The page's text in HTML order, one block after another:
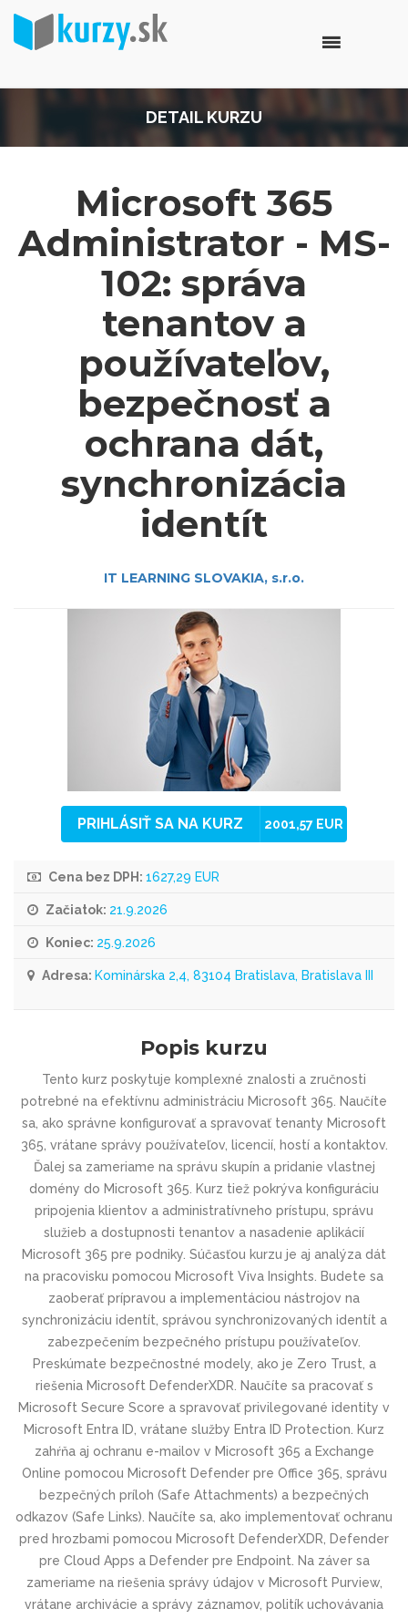
DETAIL KURZU
Microsoft 365
Administrator - MS-
102: správa
tenantov a
používateľov,
bezpečnosť a
ochrana dát,
synchronizácia
identít
IT LEARNING SLOVAKIA, s.r.o.
PRIHLÁSIŤ SA NA KURZ 2001,57 EUR
Cena bez DPH: 1627,29 EUR
Začiatok: 21.9.2026
Koniec: 25.9.2026
Adresa: Kominárska 2,4, 83104 Bratislava, Bratislava III
Popis kurzu
Tento kurz poskytuje komplexné znalosti a zručnosti
potrebné na efektívnu administráciu Microsoft 365. Naučíte
sa, ako správne konfigurovať a spravovať tenanty Microsoft
365, vrátane správy používateľov, licencií, hostí a kontaktov.
Ďalej sa zameriame na správu skupín a pridanie vlastnej
domény do Microsoft 365. Kurz tiež pokrýva konfiguráciu
pripojenia klientov a administratívneho prístupu, správu
služieb a dostupnosti tenantov a nasadenie aplikácií
Microsoft 365 pre podniky. Súčasťou kurzu je aj analýza dát
na pracovisku pomocou Microsoft Viva Insights. Budete sa
zaoberať prípravou a implementáciou nástrojov na
synchronizáciu identít, správou synchronizovaných identít a
zabezpečením bezpečného prístupu používateľov.
Preskúmate bezpečnostné modely, ako je Zero Trust, a
riešenia Microsoft DefenderXDR. Naučíte sa pracovať s
Microsoft Secure Score a spravovať privilegované identity v
Microsoft Entra ID, vrátane služby Entra ID Protection. Kurz
zahŕňa aj ochranu e-mailov v Microsoft 365 a Exchange
Online pomocou Microsoft Defender pre Office 365, správu
bezpečných príloh (Safe Attachments) a bezpečných
odkazov (Safe Links). Naučíte sa, ako implementovať ochranu
pred hrozbami pomocou Microsoft DefenderXDR, Defender
pre Cloud Apps a Defender pre Endpoint. Na záver sa
zameriame na riešenia správy údajov v Microsoft Purview,
vrátane archivácie a správy záznamov, politík uchovávania